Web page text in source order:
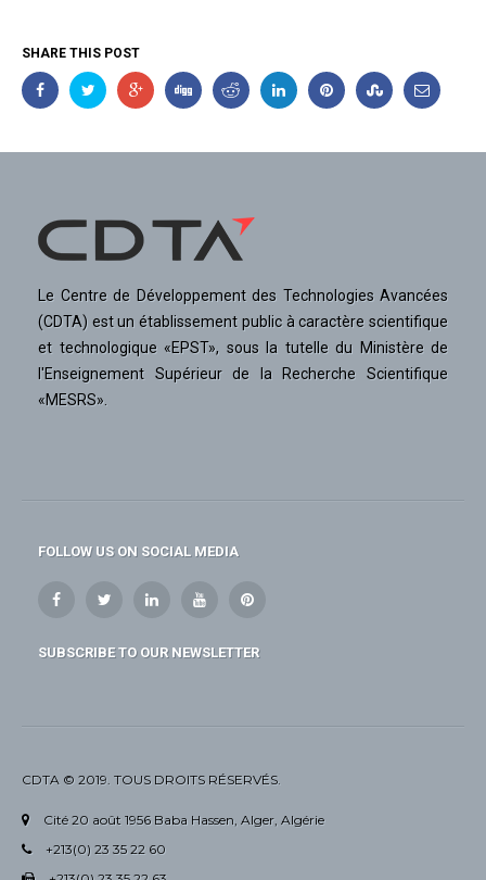
SHARE THIS POST
Le Centre de Développement des Technologies Avancées
(CDTA) est un établissement public à caractère scientifique
et technologique «EPST», sous la tutelle du Ministère de
l'Enseignement Supérieur de la Recherche Scientifique
«MESRS».
FOLLOW US ON SOCIAL MEDIA
SUBSCRIBE TO OUR NEWSLETTER
CDTA © 2019. TOUS DROITS RÉSERVÉS.
Cité 20 août 1956 Baba Hassen, Alger, Algérie
+213(0) 23 35 22 60